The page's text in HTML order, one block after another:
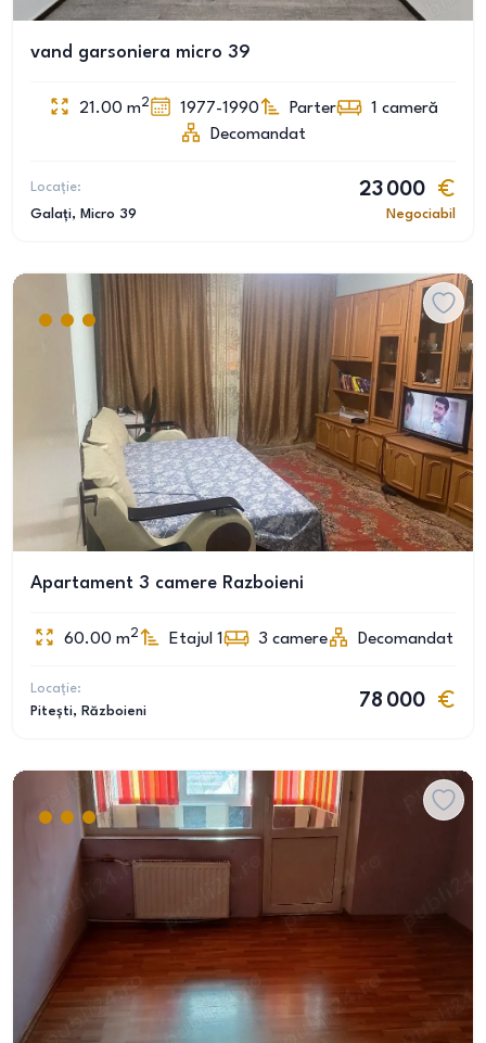
vand garsoniera micro 39
21.00 m2 1977-1990 Parter 1 cameră
Decomandat
Locație:
Galați, Micro 39
23 000
Negociabil
Apartament 3 camere Razboieni
60.00 m2 Etajul 1 3 camere Decomandat
Locație:
Pitești, Războieni
78 000